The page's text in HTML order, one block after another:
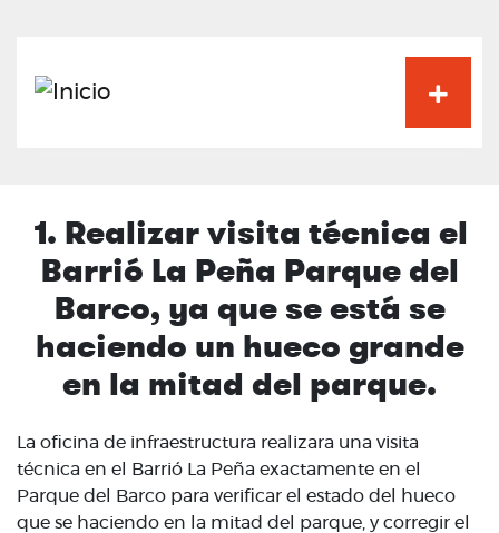
1. Realizar visita técnica el
Barrió La Peña Parque del
Barco, ya que se está se
haciendo un hueco grande
en la mitad del parque.
La oficina de infraestructura realizara una visita
técnica en el Barrió La Peña exactamente en el
Parque del Barco para verificar el estado del hueco
que se haciendo en la mitad del parque, y corregir el